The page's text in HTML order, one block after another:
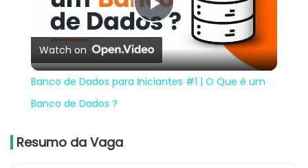
Play
Video
Watch on
Banco de Dados para Iniciantes #1 | O Que é um
Banco de Dados ?
Resumo da Vaga